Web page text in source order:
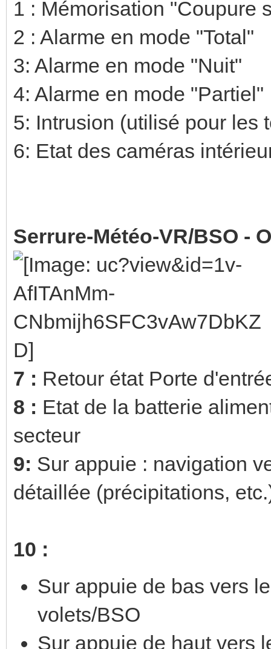
1 : Mémorisation "Coupure
2 : Alarme en mode "Total"
3: Alarme en mode "Nuit"
4: Alarme en mode "Partiel"
5: Intrusion (utilisé pour les
6: Etat des caméras
Serrure-Météo-VR/BSO -
7 : Retour état Porte
8 : Etat de la batterie
secteur
9: Sur appuie : navigation
détaillée (précipitations,
10 :
Sur appuie de bas vers
volets/BSO
Sur appuie de haut vers